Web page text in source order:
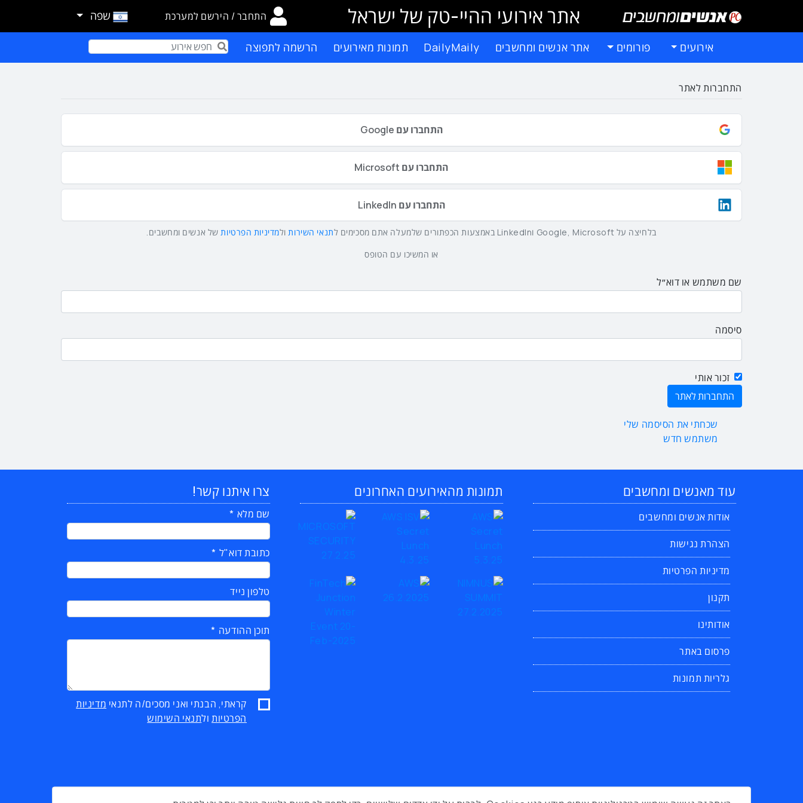
אתר אירועי ההיי-טק של ישראל התחבר / הירשם למערכת שפה
אירועים פורומים אתר אנשים ומחשבים DailyMaily תמונות מאירועים הרשמה לתפוצה Term
התחברות לאתר
התחברו עם Google
התחברו עם Microsoft
התחברו עם LinkedIn
בלחיצה על Google, Microsoft וLinkedIn באמצעות הכפתורים שלמעלה אתם מסכימים ל תנאי השירותולמדיניות הפרטיותשל אנשים ומחשבים.
או המשיכו עם הטופס
שם משתמש או דוא״ל
סיסמה
זכור אותי
שכחתי את הסיסמה שלי
משתמש חדש
עוד מאנשים ומחשבים
אודות אנשים ומחשבים
הצהרת נגישות
מדיניות הפרטיות
תקנון
אודותינו
פרסום באתר
גלריות תמונות
תמונות מהאירועים האחרונים צרו איתנו קשר!
שם מלא
כתובת דוא"ל
טלפון נייד
תוכן ההודעה
קראתי, הבנתי ואני מסכים/ה לתנאי מדיניות
הפרטיותולתנאי השימוש